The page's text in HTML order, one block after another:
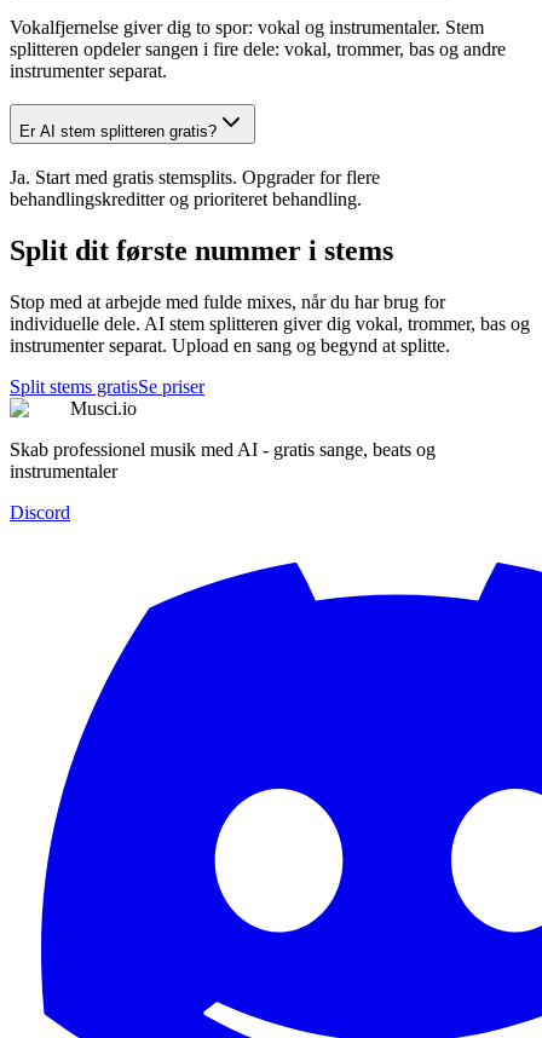
Vokalfjernelse giver dig to spor: vokal og instrumentaler. Stem
splitteren opdeler sangen i fire dele: vokal, trommer, bas og andre
instrumenter separat.
Er AI stem splitteren gratis?
Ja. Start med gratis stemsplits. Opgrader for flere
behandlingskreditter og prioriteret behandling.
Split dit første nummer i stems
Stop med at arbejde med fulde mixes, når du har brug for
individuelle dele. AI stem splitteren giver dig vokal, trommer, bas og
instrumenter separat. Upload en sang og begynd at splitte.
Split stems gratisSe priser
Musci.io
Skab professionel musik med AI - gratis sange, beats og
instrumentaler
Discord